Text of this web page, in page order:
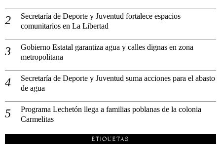
Secretaría de Deporte y Juventud fortalece espacios
comunitarios en La Libertad
Gobierno Estatal garantiza agua y calles dignas en zona
metropolitana
Secretaría de Deporte y Juventud suma acciones para el abasto
de agua
Programa Lechetón llega a familias poblanas de la colonia
Carmelitas
ETIQUETAS